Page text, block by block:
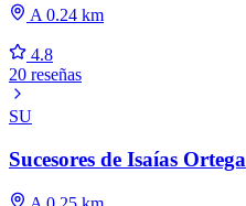
A 0.24 km
4.8
20 reseñas
SU
Sucesores de Isaías Ortega